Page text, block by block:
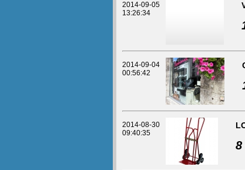
2014-09-05
13:26:34
2014-09-04
00:56:42
2014-08-30
09:40:35
8